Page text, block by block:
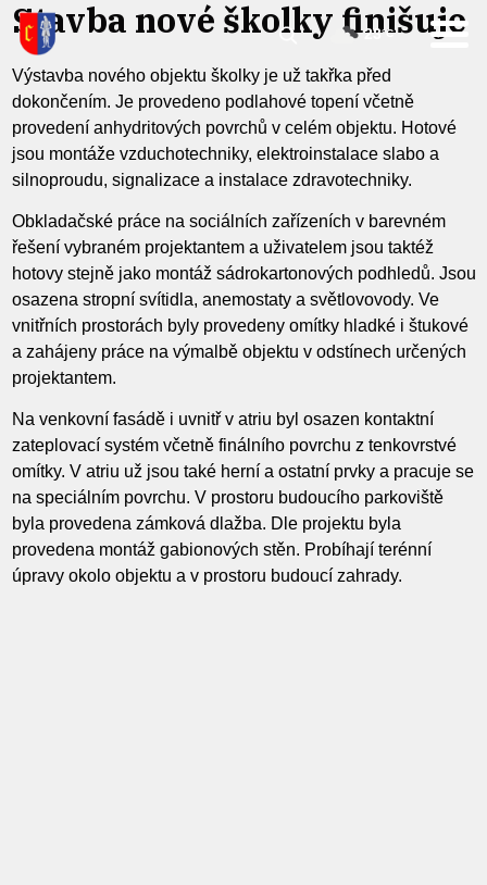
23°C
Stavba nové školky finišuje
Výstavba nového objektu školky je už takřka před
dokončením. Je provedeno podlahové topení včetně
provedení anhydritových povrchů v celém objektu. Hotové
jsou montáže vzduchotechniky, elektroinstalace slabo a
silnoproudu, signalizace a instalace zdravotechniky.
Obkladačské práce na sociálních zařízeních v barevném
řešení vybraném projektantem a uživatelem jsou taktéž
hotovy stejně jako montáž sádrokartonových podhledů. Jsou
osazena stropní svítidla, anemostaty a světlovovody. Ve
vnitřních prostorách byly provedeny omítky hladké i štukové
a zahájeny práce na výmalbě objektu v odstínech určených
projektantem.
Na venkovní fasádě i uvnitř v atriu byl osazen kontaktní
zateplovací systém včetně finálního povrchu z tenkovrstvé
omítky. V atriu už jsou také herní a ostatní prvky a pracuje se
na speciálním povrchu. V prostoru budoucího parkoviště
byla provedena zámková dlažba. Dle projektu byla
provedena montáž gabionových stěn. Probíhají terénní
úpravy okolo objektu a v prostoru budoucí zahrady.